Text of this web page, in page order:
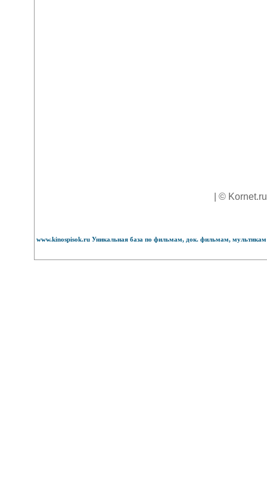
| ©
www.kinospisok.ru Уникальная база по фильмам, док. фильмам,